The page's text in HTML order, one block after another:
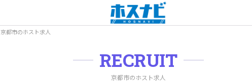
京都市のホスト求人
RECRUIT
京都市のホスト求人